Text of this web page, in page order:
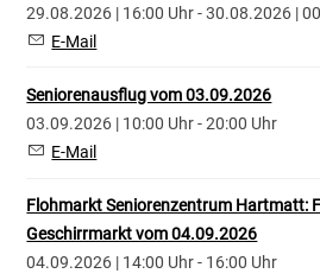
29.08.2026 | 16:00 Uhr - 30.08.2026 |
E-Mail
Seniorenausflug vom 03.09.2026
03.09.2026 | 10:00 Uhr - 20:00 Uhr
E-Mail
Flohmarkt Seniorenzentrum Hartmatt:
Geschirrmarkt vom 04.09.2026
04.09.2026 | 14:00 Uhr - 16:00 Uhr